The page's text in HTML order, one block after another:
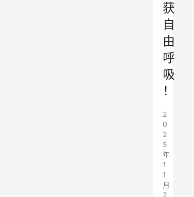
获
自
由
呼
吸
！
2
0
2
5
年
1
1
月
2